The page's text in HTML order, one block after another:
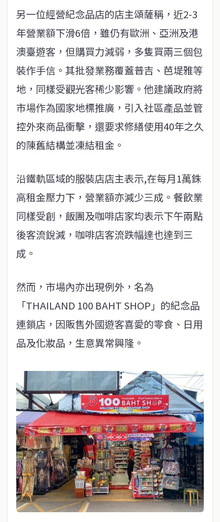
另一位經營紀念品店的店主頌薩稱，近2-3
年營業額下滑6倍，雖仍有歐洲、亞洲及港
澳臺遊客，但購買力減弱，多隻買兩三個包
裝作手信。其批發業務覆蓋普吉、芭堤雅等
地，同樣受觀光客稀少影響。他建議政府將
市場作為國家地標推廣，引入社區產品並管
控外來商品衝擊，還要求修繕使用40年之久
的陳舊結構並凍結租金。
沿鐵軌區域的服裝店店主表示,在每月1萬銖
高租金壓力下，營業額亦減少三成。餐飲業
同樣受創，飯團及咖啡店家均表示下午兩點
後客流銳減，咖啡店客流跌幅達也達到三
成。
然而，市場內亦出現例外，名為
「THAILAND 100 BAHT SHOP」的紀念品
連鎖店，因販售外國遊客喜愛的零食、日用
品及化妝品，生意異常興隆。